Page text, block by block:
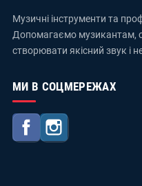
Музичні інструменти та
Допомагаємо музикантам,
створювати якісний звук і
МИ В СОЦМЕРЕЖАХ
Facebook